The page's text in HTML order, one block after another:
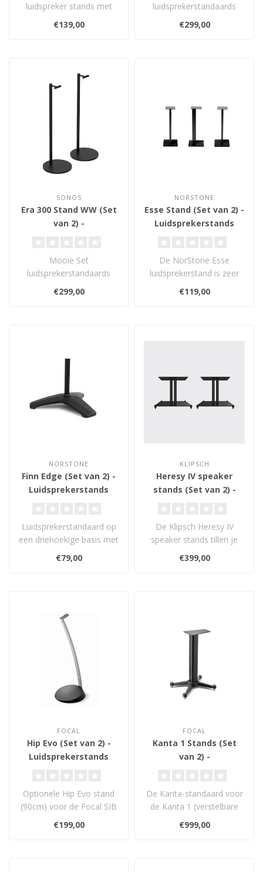
luidspreker stands met
kabel doorvoer. De stands
zijn 60 cm..
€139,00
luidsprekerstandaards
voor de Sonos Era 100.
€299,00
SONOS
Era 300 Stand WW (Set
van 2) -
Mooie Set
luidsprekerstandaards
voor de Sonos Era 300.
€299,00
NORSTONE
Esse Stand (Set van 2) -
Luidsprekerstands
De NorStone Esse
luidsprekerstand is zeer
minimalistisch opgebouwd
en past uitst..
€119,00
NORSTONE
Finn Edge (Set van 2) -
Luidsprekerstands
Luidsprekerstandaard op
een driehoekige basis met
verborgen kabelgoot.
Verstelba..
€79,00
KLIPSCH
Heresy IV speaker
stands (Set van 2) -
De Klipsch Heresy IV
speaker stands tillen je
luidsprekers én
geluidskwaliteit ..
€399,00
FOCAL
Hip Evo (Set van 2) -
Luidsprekerstands
Optionele Hip Evo stand
(90cm) voor de Focal SIB
Evo.
€199,00
FOCAL
Kanta 1 Stands (Set
van 2) -
De Kanta-standaard voor
de Kanta 1 (verstelbare
hoogte 615 tot 641 mm)...
€999,00